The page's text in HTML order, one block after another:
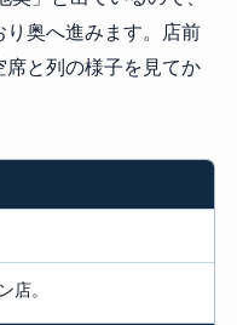
奥へ進みます。店前
と列の様子を見てか
店。